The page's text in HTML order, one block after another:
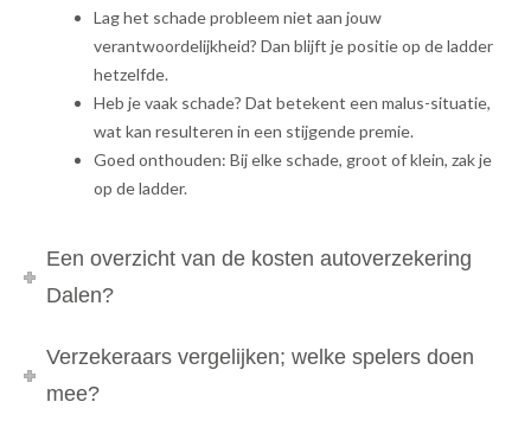
Lag het schade probleem niet aan jouw
verantwoordelijkheid? Dan blijft je positie op de ladder
hetzelfde.
Heb je vaak schade? Dat betekent een malus-situatie,
wat kan resulteren in een stijgende premie.
Goed onthouden: Bij elke schade, groot of klein, zak je
op de ladder.
Een overzicht van de kosten autoverzekering
Dalen?
Verzekeraars vergelijken; welke spelers doen
mee?